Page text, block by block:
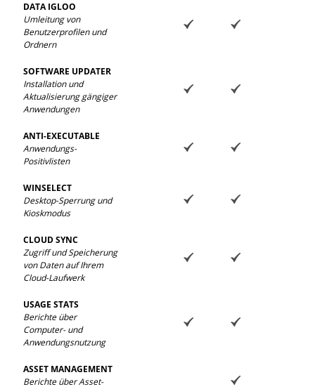
DATA IGLOO
Umleitung von
Benutzerprofilen und
Ordnern
SOFTWARE UPDATER
Installation und
Aktualisierung gängiger
Anwendungen
ANTI-EXECUTABLE
Anwendungs-
Positivlisten
WINSELECT
Desktop-Sperrung und
Kioskmodus
CLOUD SYNC
Zugriff und Speicherung
von Daten auf Ihrem
Cloud-Laufwerk
USAGE STATS
Berichte über
Computer- und
Anwendungsnutzung
ASSET MANAGEMENT
Berichte über Asset-